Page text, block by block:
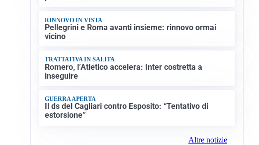
RINNOVO IN VISTA
Pellegrini e Roma avanti insieme: rinnovo ormai
vicino
TRATTATIVA IN SALITA
Romero, l’Atletico accelera: Inter costretta a
inseguire
GUERRA APERTA
Il ds del Cagliari contro Esposito: “Tentativo di
estorsione”
Altre notizie